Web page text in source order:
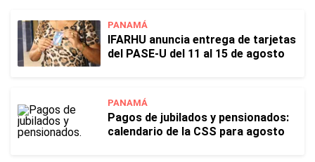
PANAMÁ
IFARHU anuncia entrega de tarjetas
del PASE-U del 11 al 15 de agosto
PANAMÁ
Pagos de jubilados y pensionados:
calendario de la CSS para agosto